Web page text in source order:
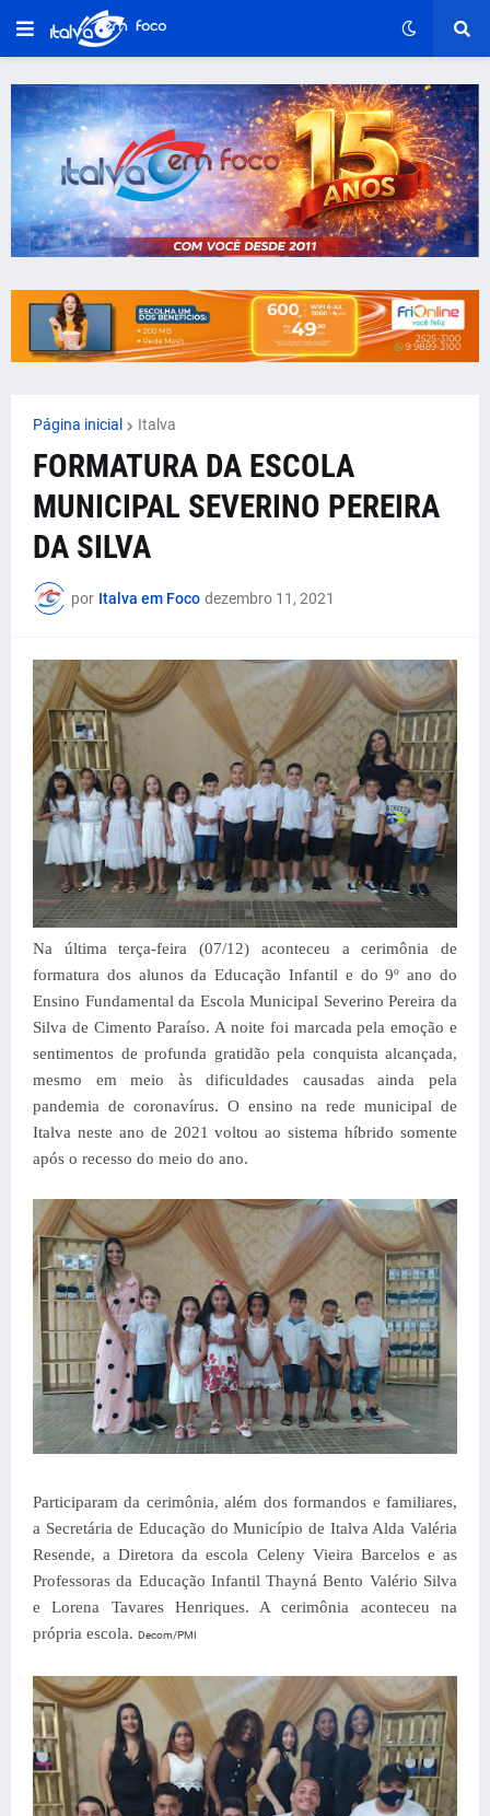
Página inicial Italva
FORMATURA DA ESCOLA
MUNICIPAL SEVERINO PEREIRA
DA SILVA
por Italva em Foco dezembro 11, 2021
Na última terça-feira (07/12) aconteceu a cerimônia de
formatura dos alunos da Educação Infantil e do 9º ano do
Ensino Fundamental da Escola Municipal Severino Pereira da
Silva de Cimento Paraíso. A noite foi marcada pela emoção e
sentimentos de profunda gratidão pela conquista alcançada,
mesmo em meio às dificuldades causadas ainda pela
pandemia de coronavírus. O ensino na rede municipal de
Italva neste ano de 2021 voltou ao sistema híbrido somente
após o recesso do meio do ano.
Participaram da cerimônia, além dos formandos e familiares,
a Secretária de Educação do Município de Italva Alda Valéria
Resende, a Diretora da escola Celeny Vieira Barcelos e as
Professoras da Educação Infantil Thayná Bento Valério Silva
e Lorena Tavares Henriques. A cerimônia aconteceu na
própria escola. Decom/PMI